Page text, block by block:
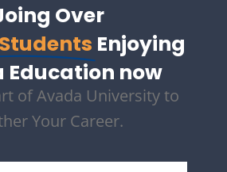
Over
Enjoying
Education now
of Avada University to
Your Career.